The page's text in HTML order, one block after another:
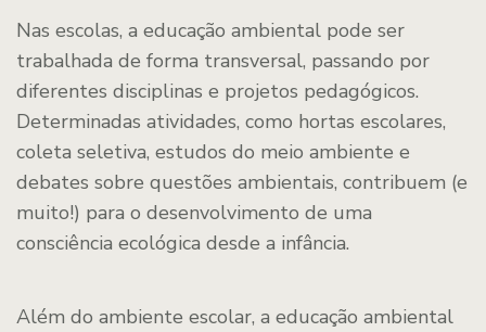
Nas escolas, a educação ambiental pode ser
trabalhada de forma transversal, passando por
diferentes disciplinas e projetos pedagógicos.
Determinadas atividades, como hortas escolares,
coleta seletiva, estudos do meio ambiente e
debates sobre questões ambientais, contribuem (e
muito!) para o desenvolvimento de uma
consciência ecológica desde a infância.
Além do ambiente escolar, a educação ambiental